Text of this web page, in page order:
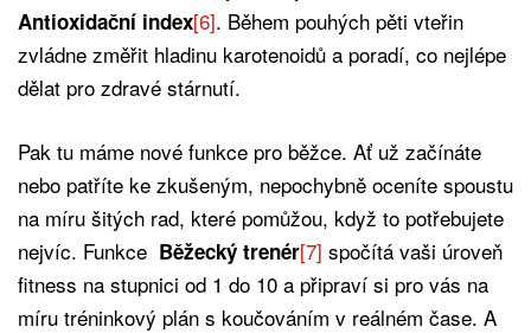
Antioxidační index[6]. Během pouhých pěti vteřin
zvládne změřit hladinu karotenoidů a poradí, co nejlépe
dělat pro zdravé stárnutí.
Pak tu máme nové funkce pro běžce. Ať už začínáte
nebo patříte ke zkušeným, nepochybně oceníte spoustu
na míru šitých rad, které pomůžou, když to potřebujete
nejvíc. Funkce Běžecký trenér[7] spočítá vaši úroveň
fitness na stupnici od 1 do 10 a připraví si pro vás na
míru tréninkový plán s koučováním v reálném čase. A